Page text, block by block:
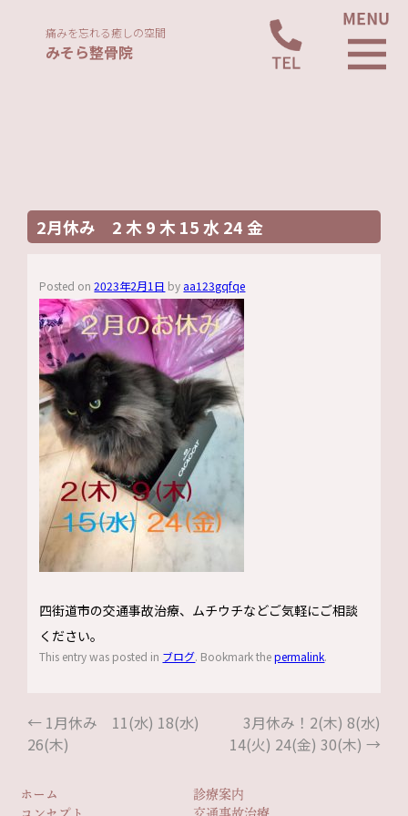
痛みを忘れる癒しの空間
みそら整骨院
2月休み 2 木 9 木 15 水 24 金
Posted on 2023年2月1日 by aa123gqfqe
四街道市の交通事故治療、ムチウチなどご気軽にご相談
ください。
This entry was posted in ブログ. Bookmark thepermalink.
← 1月休み 11(水) 18(水)
26(木)
3月休み！2(木) 8(水)
14(火) 24(金) 30(木) →
ホーム
診療案内